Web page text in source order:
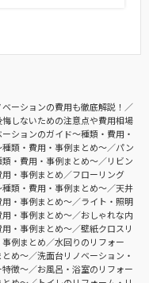
ーションの費用も徹底解説！
しないための注意点や費用相場
ションのガイド〜種類・費用・
類・費用・事例まとめ〜
パン
・費用・事例まとめ〜
リビン
・事例まとめ
フローリング
種類・費用・事例まとめ〜
天井
・事例まとめ〜
ライト・照明
・事例まとめ〜
おしゃれな内
・事例まとめ〜
壁紙クロスリ
例まとめ
水回りのリフォー
とめ〜
洗面台リノベーション・
特徴〜
お風呂・浴室のリフォー